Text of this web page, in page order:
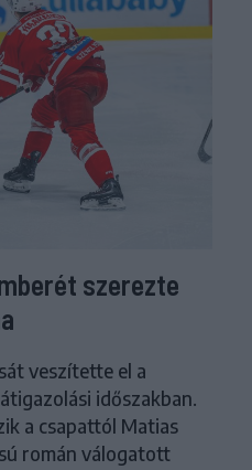
szerezte
veszítette el a
időszakban.
a csapattól Matias
román válogatott